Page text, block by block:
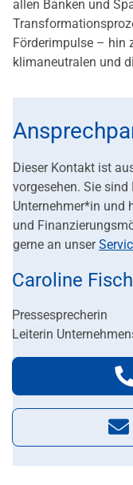
allen Banken und
Förderimpulse – hin
klimaneutralen und
Dieser Kontakt ist
vorgesehen. Sie
Unternehmer*in und
und
gerne an unser
Caroline
Pressesprecherin
Leiterin